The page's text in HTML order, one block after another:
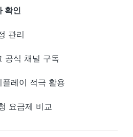
확인
관리
공식 채널 구독
플레이 적극 활용
요금제 비교